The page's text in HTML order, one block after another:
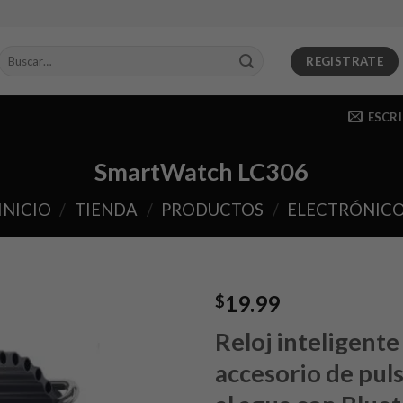
Buscar
REGISTRATE
SmartWatch LC306
INICIO / TIENDA / PRODUCTOS /
$19.99
Reloj inteligente
accesorio de